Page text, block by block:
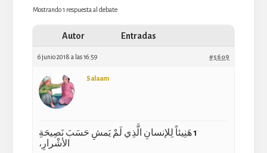
Mostrando 1 respuesta al debate
Autor Entradas
6 junio 2018 a las 16:59 #5609
Salaam
1 هَنِيئاً لِلإنسانِ الَّذِي لَمْ يَمشِ حَسَبَ نَصِيحَةِ
الأشْرارِ،